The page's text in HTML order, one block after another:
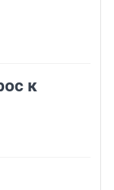
к